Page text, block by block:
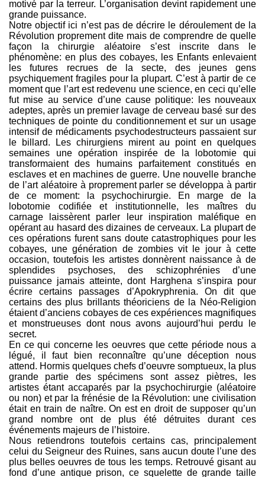
motivé par la terreur. L’organisation devint rapidement une
grande puissance.
Notre objectif ici n’est pas de décrire le déroulement de la
Révolution proprement dite mais de comprendre de quelle
façon la chirurgie aléatoire s’est inscrite dans le
phénomène: en plus des cobayes, les Enfants enlevaient
les futures recrues de la secte, des jeunes gens
psychiquement fragiles pour la plupart. C’est à partir de ce
moment que l’art est redevenu une science, en ceci qu’elle
fut mise au service d’une cause politique: les nouveaux
adeptes, après un premier lavage de cerveau basé sur des
techniques de pointe du conditionnement et sur un usage
intensif de médicaments psychodestructeurs passaient sur
le billard. Les chirurgiens mirent au point en quelques
semaines une opération inspirée de la lobotomie qui
transformaient des humains parfaitement constitués en
esclaves et en machines de guerre. Une nouvelle branche
de l’art aléatoire à proprement parler se développa à partir
de ce moment: la psychochirurgie. En marge de la
lobotomie codifiée et institutionnelle, les maîtres du
carnage laissèrent parler leur inspiration maléfique en
opérant au hasard des dizaines de cerveaux. La plupart de
ces opérations furent sans doute catastrophiques pour les
cobayes, une génération de zombies vit le jour à cette
occasion, toutefois les artistes donnèrent naissance à de
splendides psychoses, des schizophrénies d’une
puissance jamais atteinte, dont Harghena s’inspira pour
écrire certains passages d’Apokryphrenia. On dit que
certains des plus brillants théoriciens de la Néo-Religion
étaient d’anciens cobayes de ces expériences magnifiques
et monstrueuses dont nous avons aujourd’hui perdu le
secret.
En ce qui concerne les oeuvres que cette période nous a
légué, il faut bien reconnaître qu’une déception nous
attend. Hormis quelques chefs d’oeuvre somptueux, la plus
grande partie des spécimens sont assez piètres, les
artistes étant accaparés par la psychochirurgie (aléatoire
ou non) et par la frénésie de la Révolution: une civilisation
était en train de naître. On est en droit de supposer qu’un
grand nombre ont de plus été détruites durant ces
événements majeurs de l’histoire.
Nous retiendrons toutefois certains cas, principalement
celui du Seigneur des Ruines, sans aucun doute l’une des
plus belles oeuvres de tous les temps. Retrouvé gisant au
fond d’une antique prison, ce squelette de grande taille